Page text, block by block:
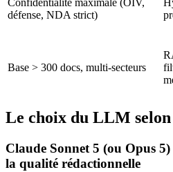
Confidentialité maximale (OIV,
défense, NDA strict)
Base > 300 docs, multi-secteurs
Le choix du LLM
Claude Sonnet 5 (ou Opus
la qualité rédactionnelle